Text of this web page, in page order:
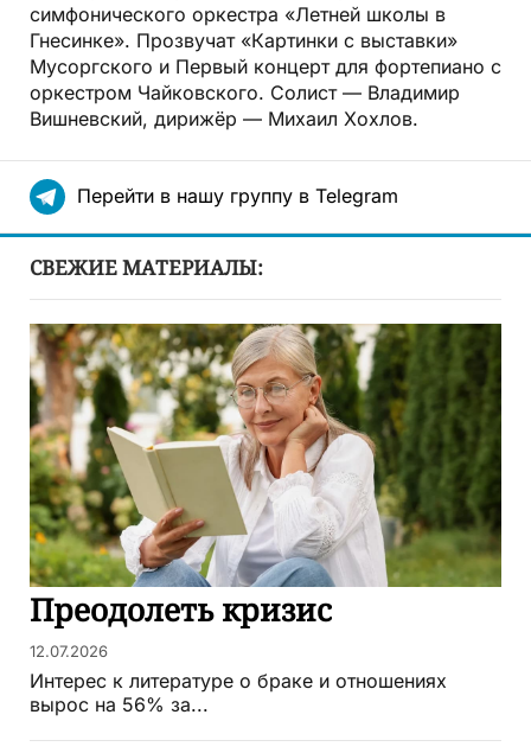
симфонического оркестра «Летней школы в
Гнесинке». Прозвучат «Картинки с выставки»
Мусоргского и Первый концерт для фортепиано с
оркестром Чайковского. Солист — Владимир
Вишневский, дирижёр — Михаил Хохлов.
Перейти в нашу группу в Telegram
СВЕЖИЕ МАТЕРИАЛЫ:
Преодолеть кризис
12.07.2026
Интерес к литературе о браке и отношениях
вырос на 56% за...